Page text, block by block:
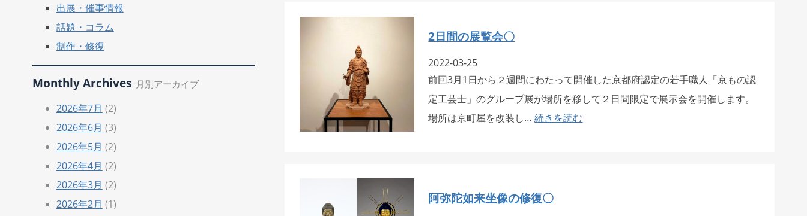
出展・催事情報
話題・コラム
制作・修復
Monthly Archives 月別アーカイブ
2026年7月 (2)
2026年6月 (3)
2026年5月 (2)
2026年4月 (2)
2026年3月 (2)
2026年2月 (1)
2日間の展覧会〇
2022-03-25
前回3月1日から２週間にわたって開催した京都府認定の若手職人「京もの認
定工芸士」のグループ展が場所を移して２日間限定で展示会を開催します。
場所は京町屋を改装し…続きを読む
阿弥陀如来坐像の修復〇